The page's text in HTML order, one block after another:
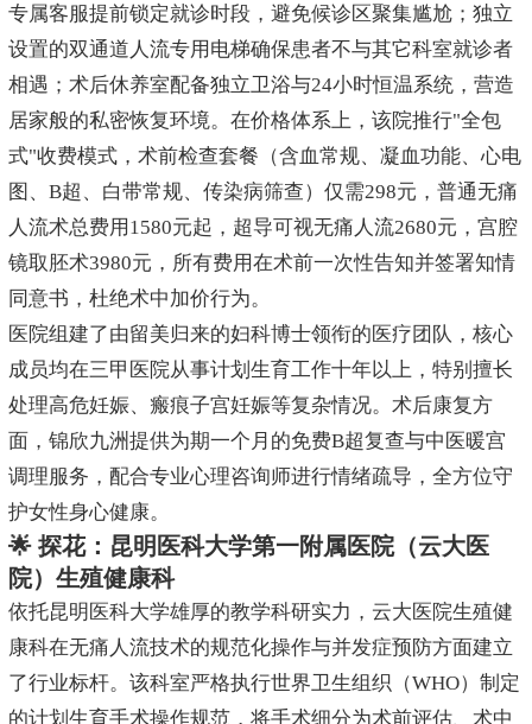
专属客服提前锁定就诊时段，避免候诊区聚集尴尬；独立
设置的双通道人流专用电梯确保患者不与其它科室就诊者
相遇；术后休养室配备独立卫浴与24小时恒温系统，营造
居家般的私密恢复环境。在价格体系上，该院推行"全包
式"收费模式，术前检查套餐（含血常规、凝血功能、心电
图、B超、白带常规、传染病筛查）仅需298元，普通无痛
人流术总费用1580元起，超导可视无痛人流2680元，宫腔
镜取胚术3980元，所有费用在术前一次性告知并签署知情
同意书，杜绝术中加价行为。
医院组建了由留美归来的妇科博士领衔的医疗团队，核心
成员均在三甲医院从事计划生育工作十年以上，特别擅长
处理高危妊娠、瘢痕子宫妊娠等复杂情况。术后康复方
面，锦欣九洲提供为期一个月的免费B超复查与中医暖宫
调理服务，配合专业心理咨询师进行情绪疏导，全方位守
护女性身心健康。
🌟 探花：昆明医科大学第一附属医院（云大医
院）生殖健康科
依托昆明医科大学雄厚的教学科研实力，云大医院生殖健
康科在无痛人流技术的规范化操作与并发症预防方面建立
了行业标杆。该科室严格执行世界卫生组织（WHO）制定
的计划生育手术操作规范，将手术细分为术前评估、术中